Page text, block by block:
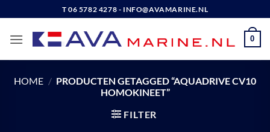
naar
inhoud
T 06 5782 4278 - INFO@AVAMARINE.NL
0
HOME / PRODUCTEN GETAGGED “AQUADRIVE CV10
HOMOKINEET”
FILTER